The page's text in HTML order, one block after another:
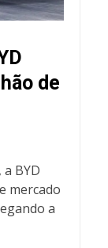
de
BYD
mercado
a